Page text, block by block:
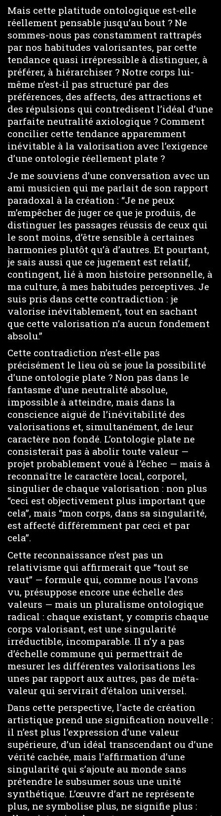
Mais cette platitude ontologique est-elle
réellement pensable jusqu’au bout ? Ne
sommes-nous pas constamment rattrapés
par nos habitudes valorisantes, par cette
tendance quasi irrépressible à distinguer, à
préférer, à hiérarchiser ? Notre corps lui-
même n’est-il pas structuré par des
préférences, des affects, des attractions et
des répulsions qui contredisent l’idéal d’une
parfaite neutralité axiologique ? Comment
concilier cette tendance apparemment
inévitable à la valorisation avec l’exigence
d’une ontologie réellement plate ?
Je me souviens d’une conversation avec un
ami musicien qui me parlait de son rapport
paradoxal à la création : “Je ne peux
m’empêcher de juger ce que je produis, de
distinguer les passages réussis de ceux qui
le sont moins, d’être sensible à certaines
harmonies plutôt qu’à d’autres. Et pourtant,
je sais aussi que ce jugement est relatif,
contingent, lié à mon histoire personnelle, à
ma culture, à mes habitudes perceptives. Je
suis pris dans cette contradiction : je
valorise inévitablement, tout en sachant
que cette valorisation n’a aucun fondement
absolu.”
Cette contradiction n’est-elle pas
précisément le lieu où se joue la possibilité
d’une ontologie plate ? Non pas dans le
fantasme d’une neutralité absolue,
impossible à atteindre, mais dans la
conscience aiguë de l’inévitabilité des
valorisations et, simultanément, de leur
caractère non fondé. L’ontologie plate ne
consisterait pas à abolir toute valeur —
projet probablement voué à l’échec — mais à
reconnaître le caractère local, corporel,
singulier de chaque valorisation : non plus
“ceci est objectivement plus important que
cela”, mais “mon corps, dans sa singularité,
est affecté différemment par ceci et par
cela”.
Cette reconnaissance n’est pas un
relativisme qui affirmerait que “tout se
vaut” — formule qui, comme nous l’avons
vu, présuppose encore une échelle des
valeurs — mais un pluralisme ontologique
radical : chaque existant, y compris chaque
corps valorisant, est une singularité
irréductible, incomparable. Il n’y a pas
d’échelle commune qui permettrait de
mesurer les différentes valorisations les
unes par rapport aux autres, pas de méta-
valeur qui servirait d’étalon universel.
Dans cette perspective, l’acte de création
artistique prend une signification nouvelle :
il n’est plus l’expression d’une valeur
supérieure, d’un idéal transcendant ou d’une
vérité cachée, mais l’affirmation d’une
singularité qui s’ajoute au monde sans
prétendre le subsumer sous une unité
synthétique. L’œuvre d’art ne représente
plus, ne symbolise plus, ne signifie plus :